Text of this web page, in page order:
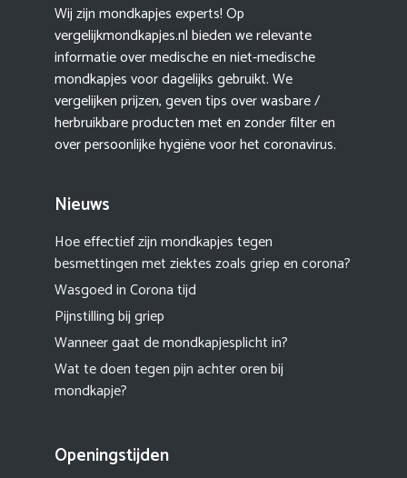
Wij zijn mondkapjes experts! Op
vergelijkmondkapjes.nl bieden we relevante
informatie over medische en niet-medische
mondkapjes voor dagelijks gebruikt. We
vergelijken prijzen, geven tips over wasbare /
herbruikbare producten met en zonder filter en
over persoonlijke hygiëne voor het coronavirus.
Nieuws
Hoe effectief zijn mondkapjes tegen
besmettingen met ziektes zoals griep en corona?
Wasgoed in Corona tijd
Pijnstilling bij griep
Wanneer gaat de mondkapjesplicht in?
Wat te doen tegen pijn achter oren bij
mondkapje?
Openingstijden